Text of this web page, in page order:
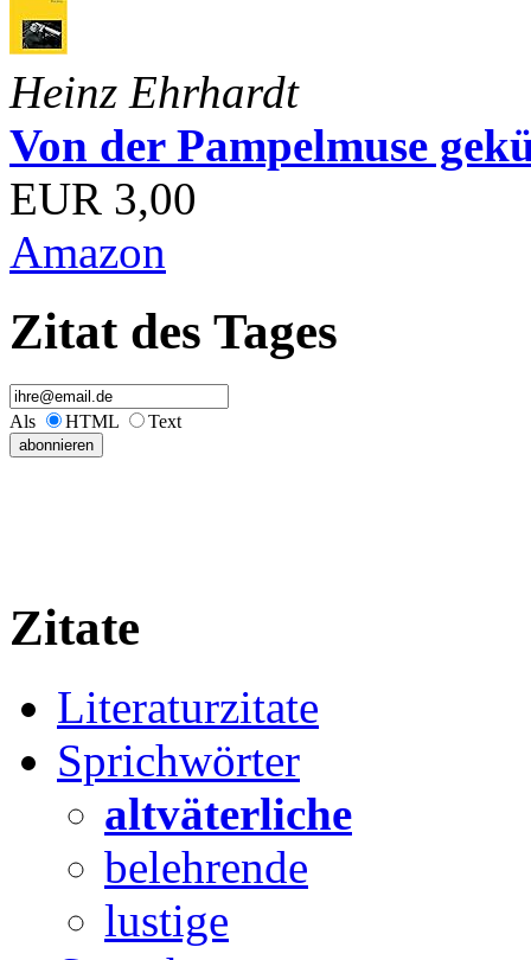
Heinz Ehrhardt
Von der Pampelmuse
EUR 3,00
Amazon
Zitat des Tages
Als HTML Text
Zitate
Literaturzitate
Sprichwörter
altväterliche
belehrende
lustige